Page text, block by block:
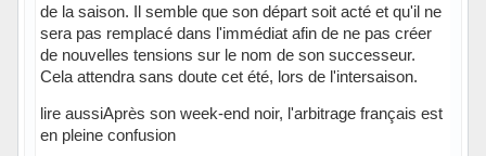
de la saison. Il semble que son départ soit acté et qu'il ne
sera pas remplacé dans l'immédiat afin de ne pas créer
de nouvelles tensions sur le nom de son successeur.
Cela attendra sans doute cet été, lors de l'intersaison.
lire aussiAprès son week-end noir, l'arbitrage français est
en pleine confusion